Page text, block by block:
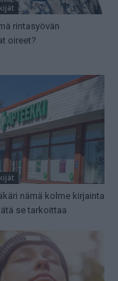
rintasyövän
oireet?
nämä kolme kirjainta
se tarkoittaa